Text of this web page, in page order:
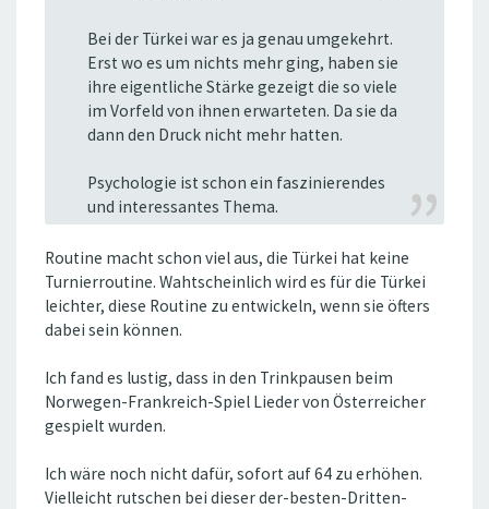
Bei der Türkei war es ja genau umgekehrt.
Erst wo es um nichts mehr ging, haben sie
ihre eigentliche Stärke gezeigt die so viele
im Vorfeld von ihnen erwarteten. Da sie da
dann den Druck nicht mehr hatten.
Psychologie ist schon ein faszinierendes
und interessantes Thema.
Routine macht schon viel aus, die Türkei hat keine
Turnierroutine. Wahtscheinlich wird es für die Türkei
leichter, diese Routine zu entwickeln, wenn sie öfters
dabei sein können.
Ich fand es lustig, dass in den Trinkpausen beim
Norwegen-Frankreich-Spiel Lieder von Österreicher
gespielt wurden.
Ich wäre noch nicht dafür, sofort auf 64 zu erhöhen.
Vielleicht rutschen bei dieser der-besten-Dritten-